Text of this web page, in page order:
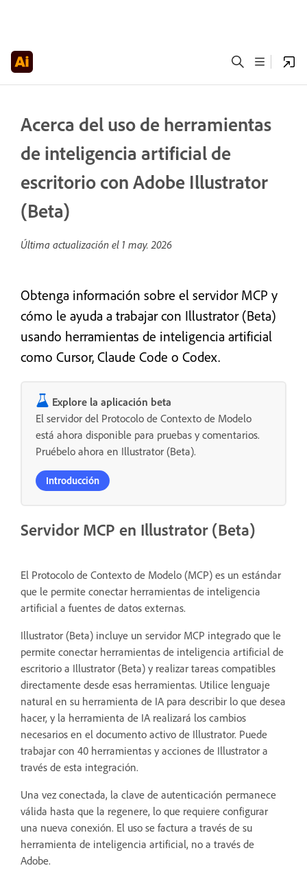
Acerca del uso de herramientas
de inteligencia artificial de
escritorio con Adobe Illustrator
(Beta)
Última actualización el 1 may. 2026
Obtenga información sobre el servidor MCP y
cómo le ayuda a trabajar con Illustrator (Beta)
usando herramientas de inteligencia artificial
como Cursor, Claude Code o Codex.
Explore la aplicación beta
El servidor del Protocolo de Contexto de Modelo
está ahora disponible para pruebas y comentarios.
Pruébelo ahora en Illustrator (Beta).
Introducción
Servidor MCP en Illustrator (Beta)
El Protocolo de Contexto de Modelo (MCP) es un estándar
que le permite conectar herramientas de inteligencia
artificial a fuentes de datos externas.
Illustrator (Beta) incluye un servidor MCP integrado que le
permite conectar herramientas de inteligencia artificial de
escritorio a Illustrator (Beta) y realizar tareas compatibles
directamente desde esas herramientas. Utilice lenguaje
natural en su herramienta de IA para describir lo que desea
hacer, y la herramienta de IA realizará los cambios
necesarios en el documento activo de Illustrator. Puede
trabajar con 40 herramientas y acciones de Illustrator a
través de esta integración.
Una vez conectada, la clave de autenticación permanece
válida hasta que la regenere, lo que requiere configurar
una nueva conexión. El uso se factura a través de su
herramienta de inteligencia artificial, no a través de
Adobe.